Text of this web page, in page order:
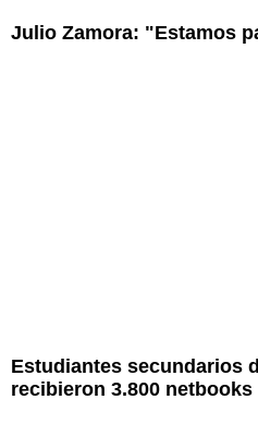
Julio Zamora: "Estamos
Estudiantes secundarios
recibieron 3.800 netbooks